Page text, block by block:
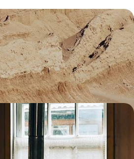
- Du nord au sud,
paysages les plus grandioses du Chili –
sommets patagons
austral - La Patagonie rien
la Patagonie chilienne hors saison : loin